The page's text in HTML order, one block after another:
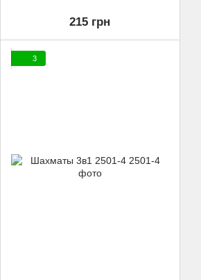
215 грн
3